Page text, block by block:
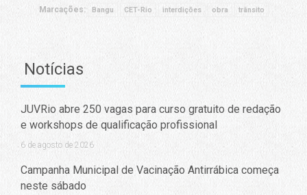
Marcações: Bangu CET-Rio interdições obra trânsito
Notícias
JUVRio abre 250 vagas para curso gratuito de redação
e workshops de qualificação profissional
6 de agosto de 2026
Campanha Municipal de Vacinação Antirrábica começa
neste sábado